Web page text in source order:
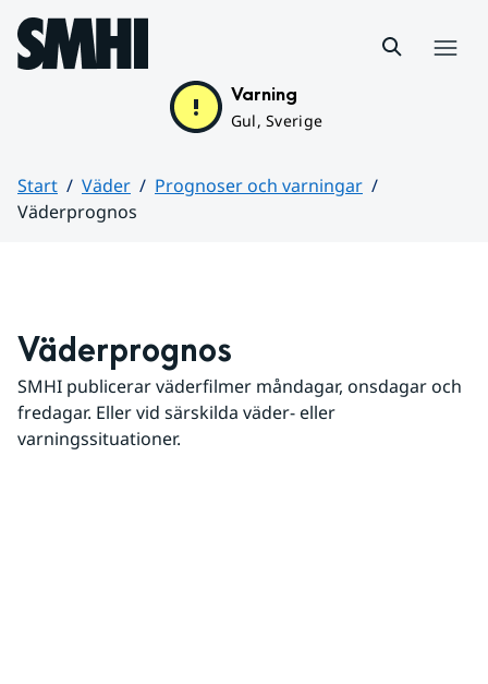
Hoppa till sidans innehåll
Varning
Gul, Sverige
Start Väder
Prognoser och varningar
Väderprognos
Väderprognos
SMHI publicerar väderfilmer måndagar, onsdagar och
fredagar. Eller vid särskilda väder- eller
varningssituationer.